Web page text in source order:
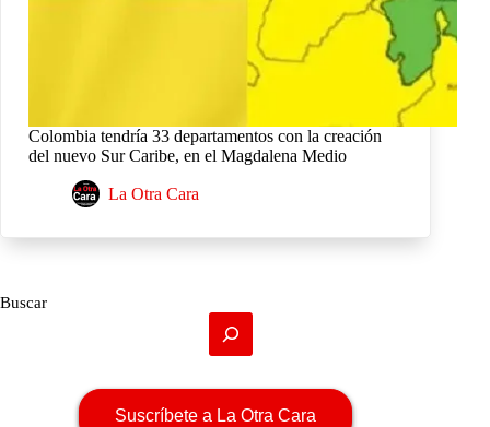
Colombia tendría 33 departamentos con la creación
del nuevo Sur Caribe, en el Magdalena Medio
La Otra Cara
Buscar
Suscríbete a La Otra Cara